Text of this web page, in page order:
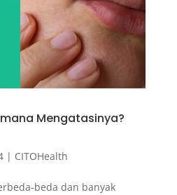
Mengatasinya?
| CITOHealth
beda dan banyak